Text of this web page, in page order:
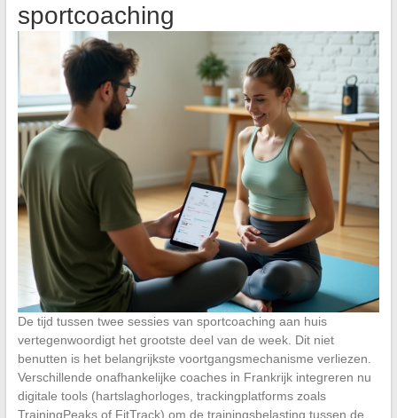
sportcoaching
De tijd tussen twee sessies van sportcoaching aan huis
vertegenwoordigt het grootste deel van de week. Dit niet
benutten is het belangrijkste voortgangsmechanisme verliezen.
Verschillende onafhankelijke coaches in Frankrijk integreren nu
digitale tools (hartslaghorloges, trackingplatforms zoals
TrainingPeaks of FitTrack) om de trainingsbelasting tussen de